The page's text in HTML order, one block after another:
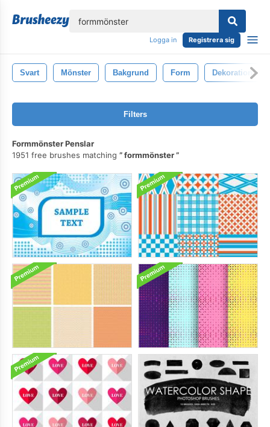
Logga in Registrera sig
Svart Mönster Bakgrund Form Dekoration
Filters
Formmönster Penslar
1951 free brushes matching
formmönster